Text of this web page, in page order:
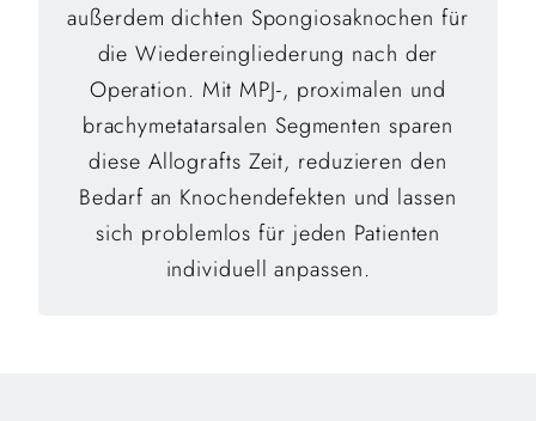
außerdem dichten Spongiosaknochen für
die Wiedereingliederung nach der
Operation. Mit MPJ-, proximalen und
brachymetatarsalen Segmenten sparen
diese Allografts Zeit, reduzieren den
Bedarf an Knochendefekten und lassen
sich problemlos für jeden Patienten
individuell anpassen.